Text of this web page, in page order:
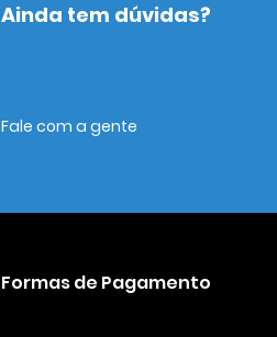
Ainda tem dúvidas?
Fale com a gente
Formas de Pagamento